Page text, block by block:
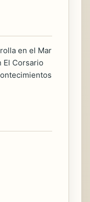
en el Mar
El Corsario